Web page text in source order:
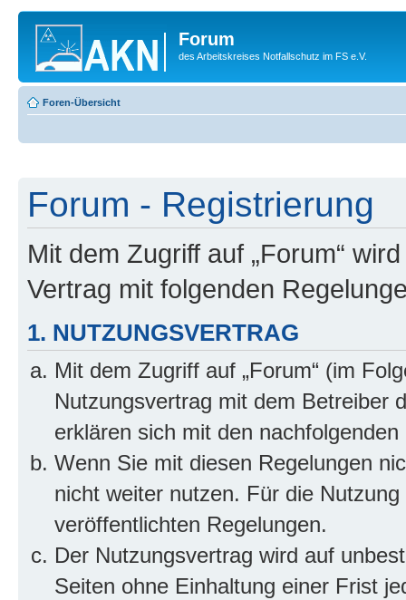
Forum
des Arbeitskreises Notfallschutz im FS e.V.
Foren-Übersicht
Forum - Registrierung
Mit dem Zugriff auf „Forum“
Vertrag mit folgenden
1. NUTZUNGSVERTRAG
Mit dem Zugriff auf „Forum“ (im
Nutzungsvertrag mit dem Betreiber
erklären sich mit den
Wenn Sie mit diesen Regelungen
nicht weiter nutzen. Für die
veröffentlichten Regelungen.
Der Nutzungsvertrag wird auf
Seiten ohne Einhaltung einer Frist